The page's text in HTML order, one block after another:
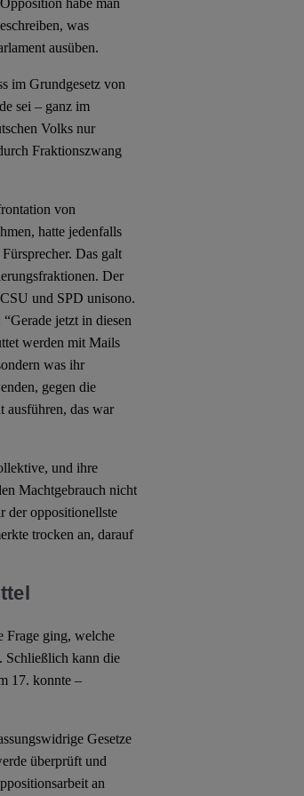
was
ausüben.
im Grundgesetz von
sei – ganz im
Volks nur
Fraktionszwang
von
hatte jedenfalls
Das galt
Der
und SPD unisono.
jetzt in diesen
werden mit Mails
was ihr
gegen die
ausführen, das war
und ihre
Machtgebrauch nicht
der oppositionellste
trocken an, darauf
Frage ging, welche
Schließlich kann die
17. konnte –
Gesetze
überprüft und
an